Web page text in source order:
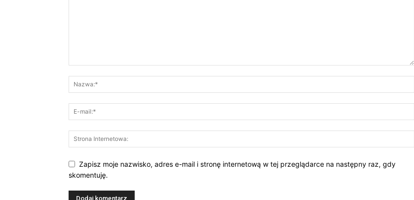
Zapisz moje nazwisko, adres e-mail i stronę internetową w tej przeglądarce na następny raz, gdy
skomentuję.